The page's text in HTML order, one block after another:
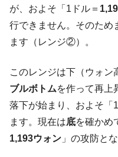
『Money1』
韓国製造
種は全般的「不調」⇒
『Money1』
【米韓激
『Money1』 韓国で猛
「KDDX」1番艦、2032
【対日本
に韓国がいっちょがみし
が、およそ「1ドル＝
行できません。そのため
ます（レンジ②）。
このレンジは下（ウォン
ブルボトムを作って再上
落下が始まり、およそ「
ます。現在は底を確かめ
1,193ウォン 」の攻防と